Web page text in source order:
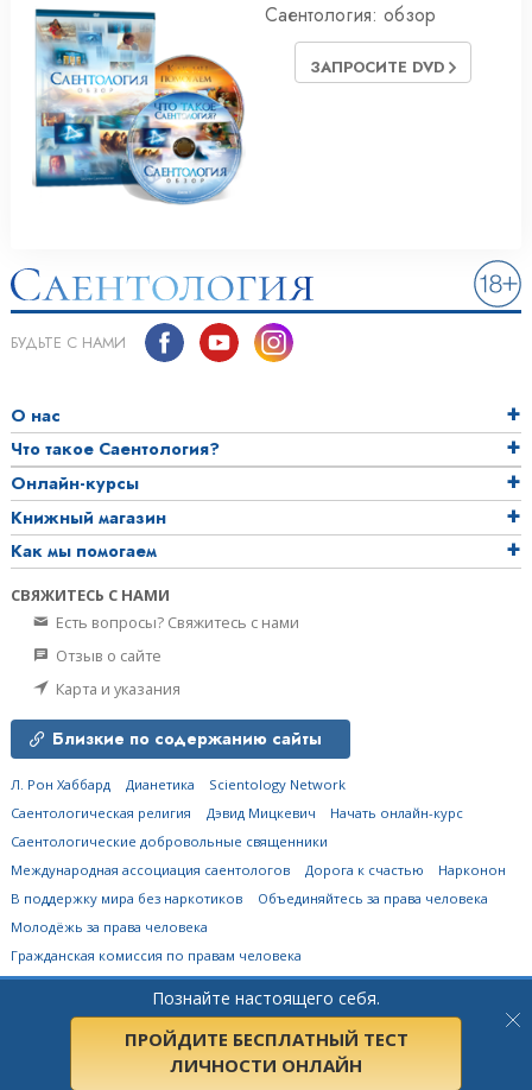
Саентология: обзор
ЗАПРОСИТЕ DVD
Познайте настоящего себя.
ПРОЙДИТЕ БЕСПЛАТНЫЙ ТЕСТ
ЛИЧНОСТИ ОНЛАЙН
БУДЬТЕ С НАМИ
О нас
Что такое Саентология?
Онлайн-курсы
Книжный магазин
Как мы помогаем
СВЯЖИТЕСЬ С НАМИ
Есть вопросы? Свяжитесь с нами
Отзыв о сайте
Карта и указания
Близкие по содержанию сайты
Л. Рон Хаббард Дианетика
Scientology Network
Саентологическая религия
Дэвид Мицкевич
Начать онлайн-курс
Саентологические добровольные священники
Международная ассоциация саентологов
Дорога к счастью
Нарконон
В поддержку мира без наркотиков
Объединяйтесь за права человека
Молодёжь за права человека
Гражданская комиссия по правам человека
Church of Scientology Flag Ship Service Organization.
защищены.Политика конфиденциальности•Политика в отношении cookie-
Условия пользования сайтом•Правовые положения